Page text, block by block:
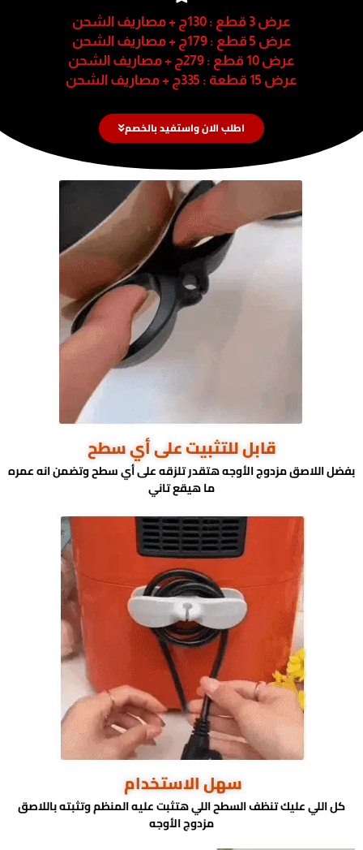
عرض 3 قطع : 130ج + مصاريف الشحن
عرض 5 قطع : 179ج + مصاريف الشحن
عرض 10 قطع : 279ج + مصاريف الشحن
عرض 15 قطعة : 335ج + مصاريف الشحن
اطلب الان واستفيد بالخصم
قابل للتثبيت على أي سطح
بفضل اللاصق مزدوج الأوجه هتقدر تلزقه على أي سطح وتضمن انه عمره
ما هيقع تاني
سهل الاستخدام
كل اللي عليك تنظف السطح اللي هتثبت عليه المنظم وتثبته باللاصق
مزدوج الأوجه